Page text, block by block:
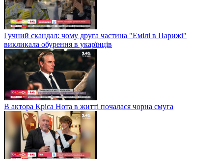
Гучний скандал: чому друга частина "Емілі в Парижі"
викликала обурення в укарїнців
В актора Кріса Нота в житті почалася чорна смуга